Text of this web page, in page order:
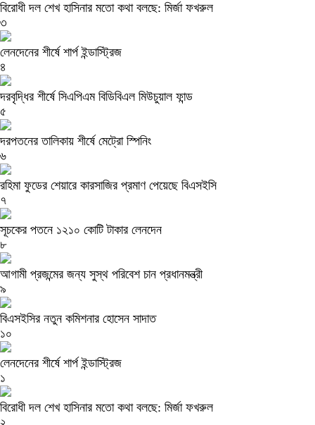
বিরোধী দল শেখ হাসিনার মতো কথা বলছে: মির্জা ফখরুল
৩
লেনদেনের শীর্ষে শার্প ইন্ডাস্ট্রিজ
৪
দরবৃদ্ধির শীর্ষে সিএপিএম বিডিবিএল মিউচুয়াল ফান্ড
৫
দরপতনের তালিকায় শীর্ষে মেট্রো স্পিনিং
৬
রহিমা ফুডের শেয়ারে কারসাজির প্রমাণ পেয়েছে বিএসইসি
৭
সূচকের পতনে ১২১০ কোটি টাকার লেনদেন
৮
আগামী প্রজন্মের জন্য সুস্থ পরিবেশ চান প্রধানমন্ত্রী
৯
বিএসইসির নতুন কমিশনার হোসেন সাদাত
১০
লেনদেনের শীর্ষে শার্প ইন্ডাস্ট্রিজ
১
বিরোধী দল শেখ হাসিনার মতো কথা বলছে: মির্জা ফখরুল
২